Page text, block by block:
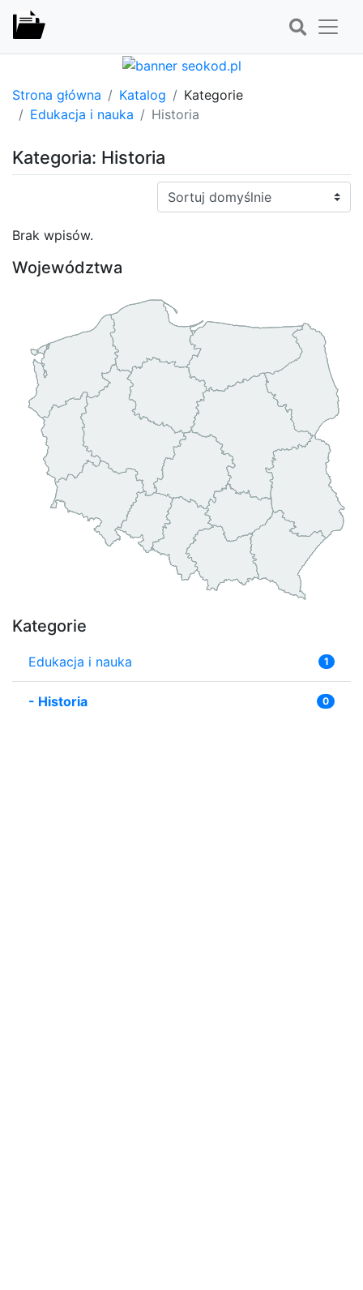
Strona główna Katalog
Kategorie
Edukacja i nauka
Historia
Kategoria: Historia
Sortuj:
Brak wpisów.
Województwa
Kategorie
Edukacja i nauka 1
- Historia 0